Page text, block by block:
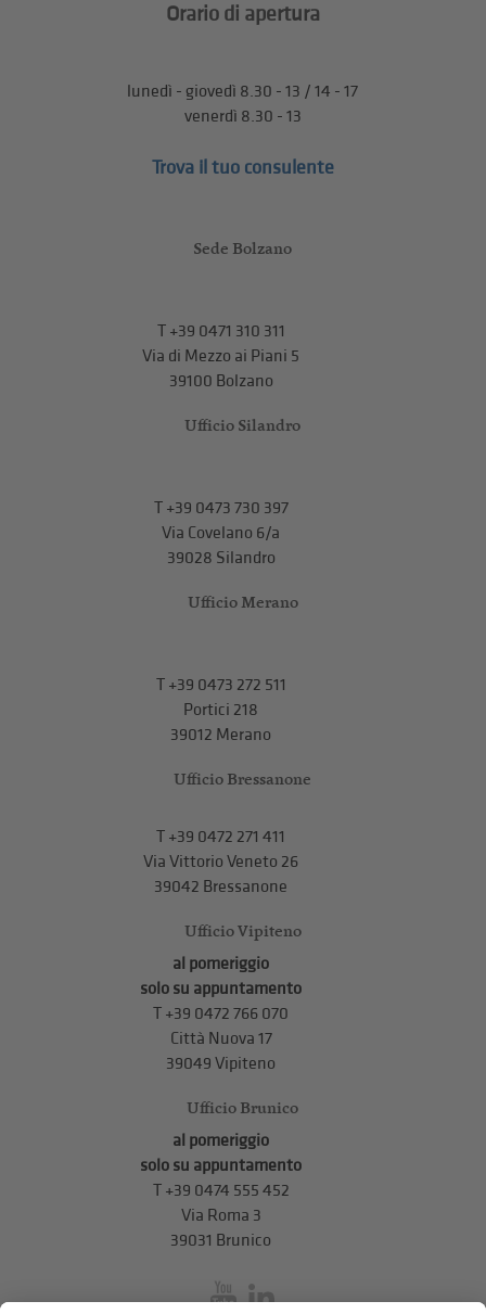
Orario di apertura
lunedì - giovedì 8.30 - 13 / 14 - 17
venerdì 8.30 - 13
Trova il tuo consulente
Sede Bolzano
T+39 0471 310 311
Via di Mezzo ai Piani 5
39100 Bolzano
Ufficio Silandro
T+39 0473 730 397
Via Covelano 6/a
39028 Silandro
Ufficio Merano
T+39 0473 272 511
Portici 218
39012 Merano
Ufficio Bressanone
T +39 0472 271 411
Via Vittorio Veneto 26
39042 Bressanone
Ufficio Vipiteno
al pomeriggio
solo su appuntamento
T +39 0472 766 070
Città Nuova 17
39049 Vipiteno
Ufficio Brunico
al pomeriggio
solo su appuntamento
T+39 0474 555 452
Via Roma 3
39031 Brunico